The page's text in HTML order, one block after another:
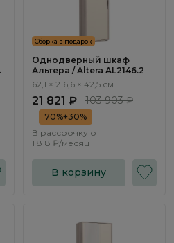
Сборка в подарок
Однодверный шкаф
Альтера / Altera AL2146.2
62,1 × 216,6 × 42,5 см
21 821 ₽ 103 903 ₽
70%+30%
В рассрочку от
1 818 ₽/месяц
В корзину